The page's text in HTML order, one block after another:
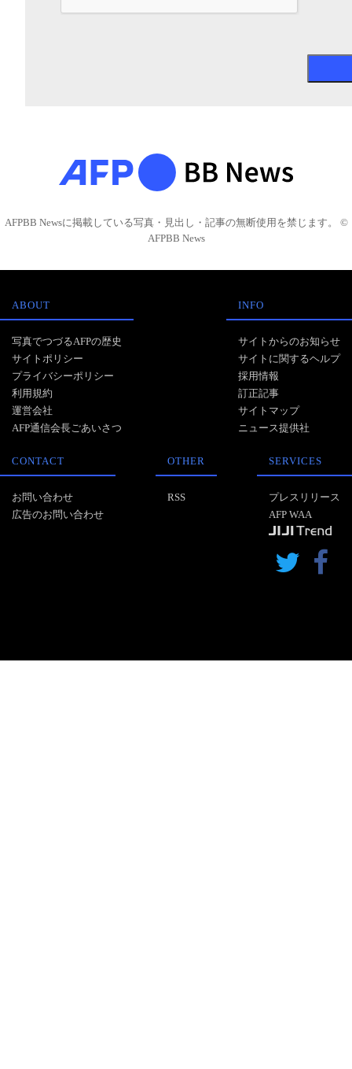
AFPBB Newsに掲載している写真・見出し・記事の無断使用を禁じます。 ©
AFPBB News
ABOUT
写真でつづるAFPの歴史
サイトポリシー
プライバシーポリシー
利用規約
運営会社
AFP通信会長ごあいさつ
INFO
サイトからのお知らせ
サイトに関するヘルプ
採用情報
訂正記事
サイトマップ
ニュース提供社
CONTACT
お問い合わせ
広告のお問い合わせ
OTHER
RSS
SERVICES
プレスリリース
AFP WAA